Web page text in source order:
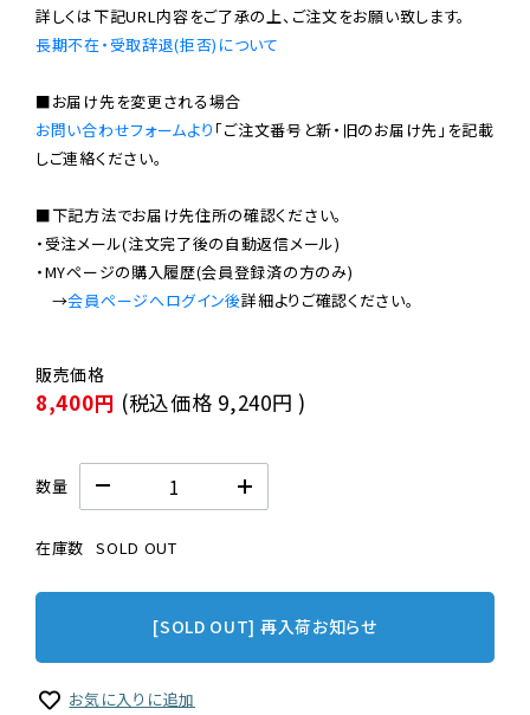
長期不在・受取辞退(拒否)について
お問い合わせフォームより 「ご注文番号と新・旧のお届け先」を記載
しご連絡ください。
■下記方法でお届け先住所の確認ください。
・受注メール(注文完了後の自動返信メール)
・MYページの購入履歴(会員登録済の方のみ)
→会員ページへログイン後
8,400円 (税込価格 9,240円 )
数量
在庫数 SOLD OUT
[SOLD OUT] 再入荷お知らせ
お気に入りに追加